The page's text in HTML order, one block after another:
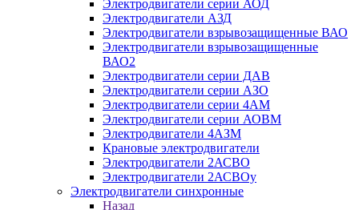
Электродвигатели серии АОД
Электродвигатели АЗД
Электродвигатели взрывозащищенные ВАО
Электродвигатели взрывозащищенные
ВАО2
Электродвигатели серии ДАВ
Электродвигатели серии АЗО
Электродвигатели серии 4АМ
Электродвигатели серии АОВМ
Электродвигатели 4АЗМ
Крановые электродвигатели
Электродвигатели 2АСВО
Электродвигатели 2АСВОу
Электродвигатели синхронные
Назад